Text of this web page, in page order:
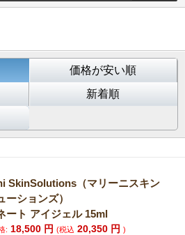
価格が安い順
新着順
SkinSolutions（マリーニスキン
ーションズ）
ート アイジェル 15ml
: 18,500 円(税込 20,350 円)